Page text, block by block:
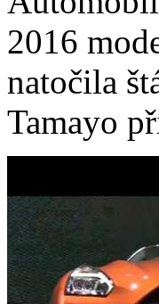
2016
natočila
Tamayo